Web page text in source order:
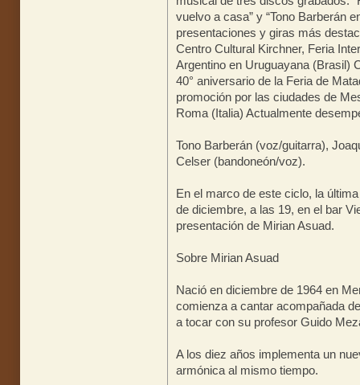
vuelvo a casa” y “Tono Barberán
presentaciones y giras más
Centro Cultural Kirchner, Feria
Argentino en Uruguayana (Brasil)
40° aniversario de la Feria de
promoción por las ciudades de
Roma (Italia) Actualmente
Tono Barberán (voz/guitarra),
Celser (bandoneón/voz).
En el marco de este ciclo, la
de diciembre, a las 19, en el bar
presentación de Mirian Asuad.
Sobre Mirian Asuad
Nació en diciembre de 1964 en
comienza a cantar acompañada
a tocar con su profesor Guido
A los diez años implementa un
armónica al mismo tiempo.